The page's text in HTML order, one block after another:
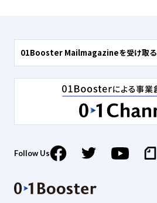
01Booster Mailmagazineを受け取る
Follow Us